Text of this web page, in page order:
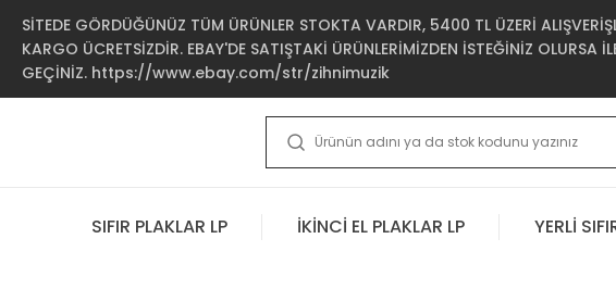
SİTEDE GÖRDÜĞÜNÜZ TÜM ÜRÜNLER STOKTA VARDIR, 5400 TL ÜZERİ
KARGO ÜCRETSİZDİR. EBAY'DE SATIŞTAKİ ÜRÜNLERİMİZDEN İSTEĞİNİZ OLURSA
GEÇİNİZ. https://www.ebay.com/str/zihnimuzik
SIFIR PLAKLAR LP İKİNCİ EL PLAKLAR LP YERLİ